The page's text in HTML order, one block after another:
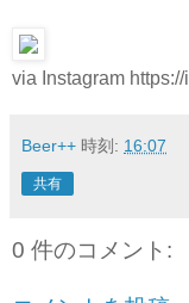
via Instagram
Beer++ 時刻: 16:07
共有
0 件のコメント: